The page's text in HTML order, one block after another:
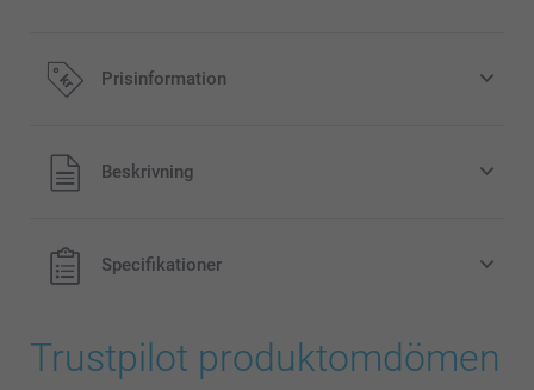
Prisinformation
Alla priser är i svenska kronor (SEK), inklusive moms och
exklusive porto.
Beskrivning
Specifikationer
Trustpilot produktomdömen